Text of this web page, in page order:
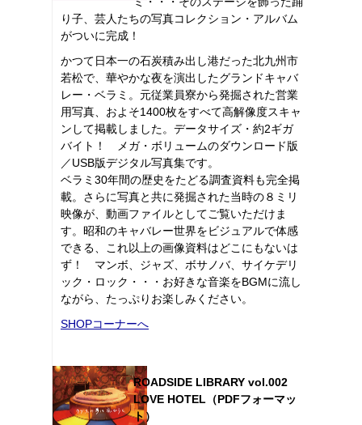
り子、芸人たちの写真コレクション・アルバム
がついに完成！
かつて日本一の石炭積み出し港だった北九州市
若松で、華やかな夜を演出したグランドキャバ
レー・ベラミ。元従業員寮から発掘された営業
用写真、およそ1400枚をすべて高解像度スキャ
ンして掲載しました。データサイズ・約2ギガ
バイト！ メガ・ボリュームのダウンロード版
／USB版デジタル写真集です。
ベラミ30年間の歴史をたどる調査資料も完全掲
載。さらに写真と共に発掘された当時の８ミリ
映像が、動画ファイルとしてご覧いただけま
す。昭和のキャバレー世界をビジュアルで体感
できる、これ以上の画像資料はどこにもないは
ず！ マンボ、ジャズ、ボサノバ、サイケデリ
ック・ロック・・・お好きな音楽をBGMに流し
ながら、たっぷりお楽しみください。
SHOPコーナーへ
ROADSIDE LIBRARY vol.002
LOVE HOTEL（PDFフォーマッ
ト）